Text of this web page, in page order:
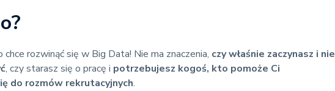
rozwinąć się w Big Data! Nie ma znaczenia, czy właśnie zaczynasz i nie
, czy starasz się o pracę i potrzebujesz kogoś, kto pomoże Ci
do rozmów rekrutacyjnych.